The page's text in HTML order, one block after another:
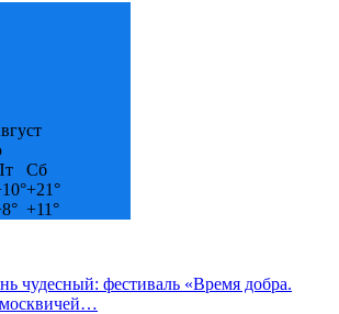
Сб
10°+21°
8° +11°
чудесный: фестиваль «Время добра.